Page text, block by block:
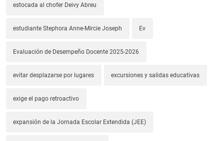
estocada al chofer Deivy Abreu
estudiante Stephora Anne-Mircie Joseph Ev
Evaluación de Desempeño Docente 2025-2026
evitar desplazarse por lugares excursiones y salidas educativas
exige el pago retroactivo
expansión de la Jornada Escolar Extendida (JEE)